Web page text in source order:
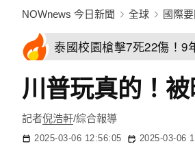
NOWnews 今日新聞 全球 國際要
泰國校園槍擊7死22傷！9
川普玩真的！
記者倪浩軒/綜合報導
2025-03-06 12:56:05 2025-03-06